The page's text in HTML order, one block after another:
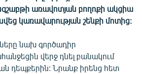
առավոտյան բողոքի ակցիա
կառավարության շենքի մոտից:
նախ գործադիր
վերջ դնել բանակում
դեպքերին: Նրանք իրենց հետ